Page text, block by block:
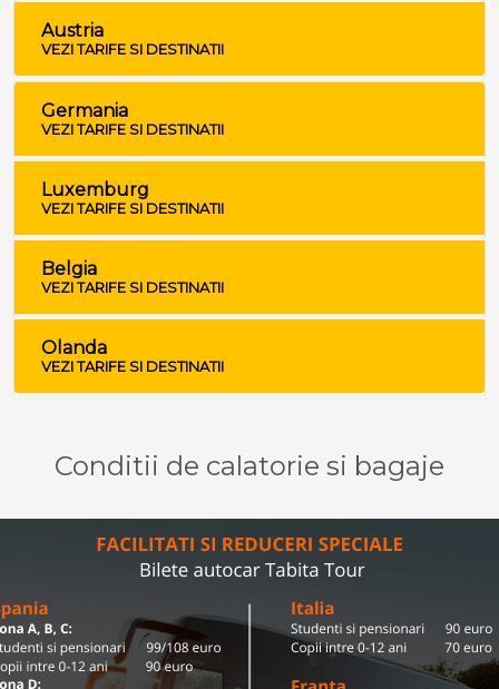
Austria
VEZI TARIFE SI DESTINATII
Germania
VEZI TARIFE SI DESTINATII
Luxemburg
VEZI TARIFE SI DESTINATII
Belgia
VEZI TARIFE SI DESTINATII
Olanda
VEZI TARIFE SI DESTINATII
Conditii de calatorie si bagaje